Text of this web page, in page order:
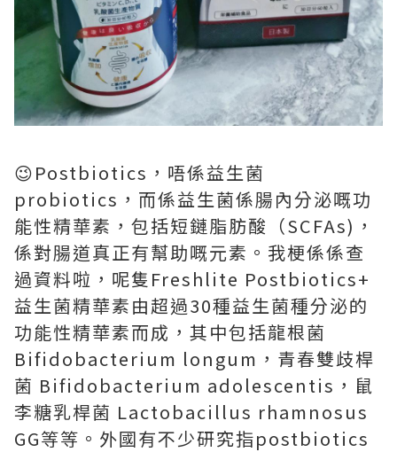
😉Postbiotics，唔係益生菌
probiotics，而係益生菌係腸內分泌嘅功
能性精華素，包括短鏈脂肪酸（SCFAs)，
係對腸道真正有幫助嘅元素。我梗係係查
過資料啦，呢隻Freshlite Postbiotics+
益生菌精華素由超過30種益生菌種分泌的
功能性精華素而成，其中包括龍根菌
Bifidobacterium longum，青春雙歧桿
菌 Bifidobacterium adolescentis，鼠
李糖乳桿菌 Lactobacillus rhamnosus
GG等等。外國有不少研究指postbiotics